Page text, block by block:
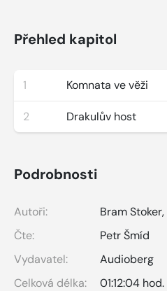
Přehled kapitol
1 Komnata ve věži
2 Drakulův host
Podrobnosti
Autoři: Bram Stoker,
Čte:
Petr Šmíd
Vydavatel:
Audioberg
Celková délka:
01:12:04 hod.